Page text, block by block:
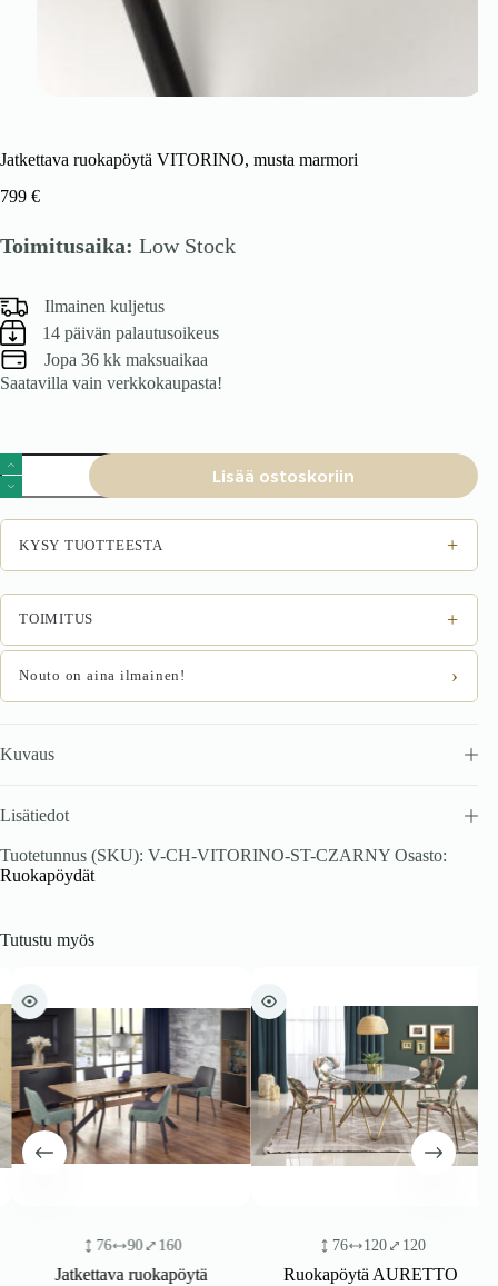
Jatkettava ruokapöytä VITORINO, musta marmori
799 €
Toimitusaika: Low Stock
Ilmainen kuljetus
14 päivän palautusoikeus
Jopa 36 kk maksuaikaa
Saatavilla vain verkkokaupasta!
Jatkettava
ruokapöytä
VITORINO,
musta
marmori
määrä
Lisää ostoskoriin
KYSY TUOTTEESTA +
TOIMITUS +
Nouto on aina ilmainen! ›
Kuvaus
Lisätiedot
Tuotetunnus (SKU): V-CH-VITORINO-ST-CZARNY Osasto:
Ruokapöydät
Tutustu myös
76 90 160
Jatkettava ruokapöytä
76 120 120
Ruokapöytä AURETTO